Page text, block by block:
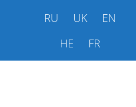
RU UK
EN
HE
FR